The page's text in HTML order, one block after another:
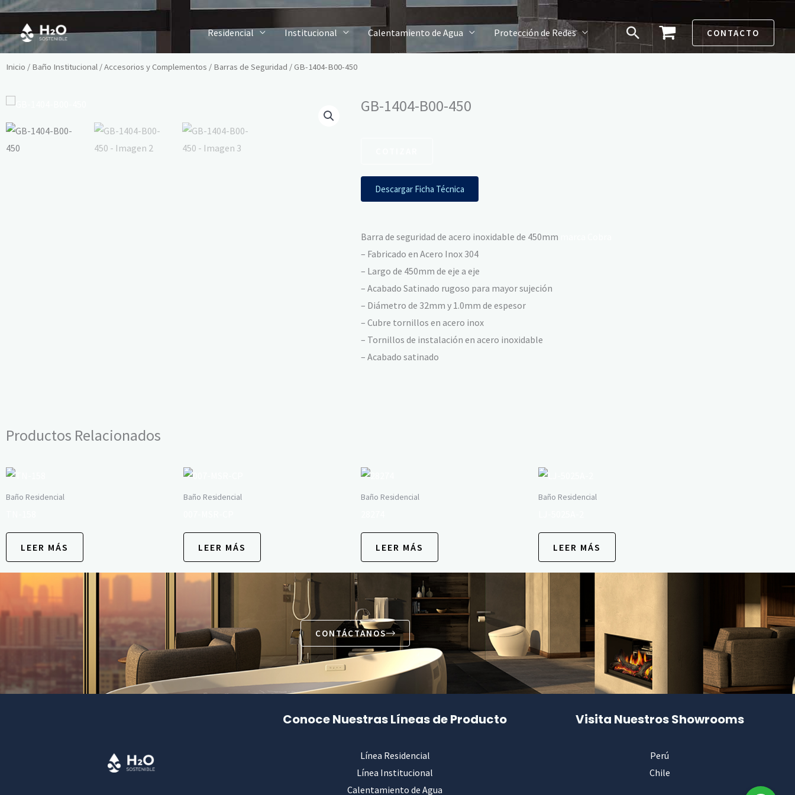
Ir
contenido
Residencial Institucional Calentamiento de Agua Protección de Redes Buscar CONTACTO
Inicio / Baño Institucional /Accesorios y Complementos / Barras de Seguridad / GB-1404-B00-450
GB-1404-B00-450
Descargar Ficha Técnica
Barra de seguridad de acero inoxidable de 450mm
– Fabricado en Acero Inox 304
– Largo de 450mm de eje a eje
– Acabado Satinado rugoso para mayor sujeción
– Diámetro de 32mm y 1.0mm de espesor
– Cubre tornillos en acero inox
– Tornillos de instalación en acero inoxidable
– Acabado satinado
Productos Relacionados
Baño Residencial
LEER MÁS
Baño Residencial
LEER MÁS
Baño Residencial
LEER MÁS
Baño Residencial
LEER MÁS
CONTÁCTANOS
Conoce Nuestras Líneas de Producto
Línea Residencial
Línea Institucional
Calentamiento de Agua
Visita Nuestros Showrooms
Perú
Chile